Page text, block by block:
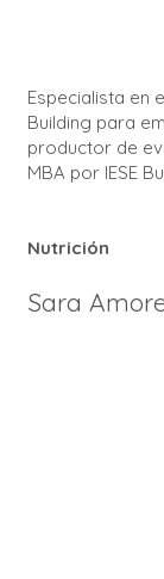
Especialista en
Building para
productor de
MBA por IESE
Nutrición
Sara